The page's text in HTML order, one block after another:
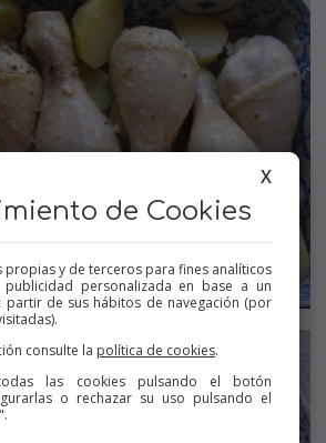
de la bolsa y dorar
X
de Cookies
propias y de terceros para fines analíticos
personalizada en base a un
de sus hábitos de navegación (por
consulte la política de cookies.
las cookies pulsando el botón
o rechazar su uso pulsando el